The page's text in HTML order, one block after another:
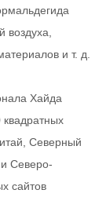
и т. д.
Хайда
Северный
Северо-
сайтов